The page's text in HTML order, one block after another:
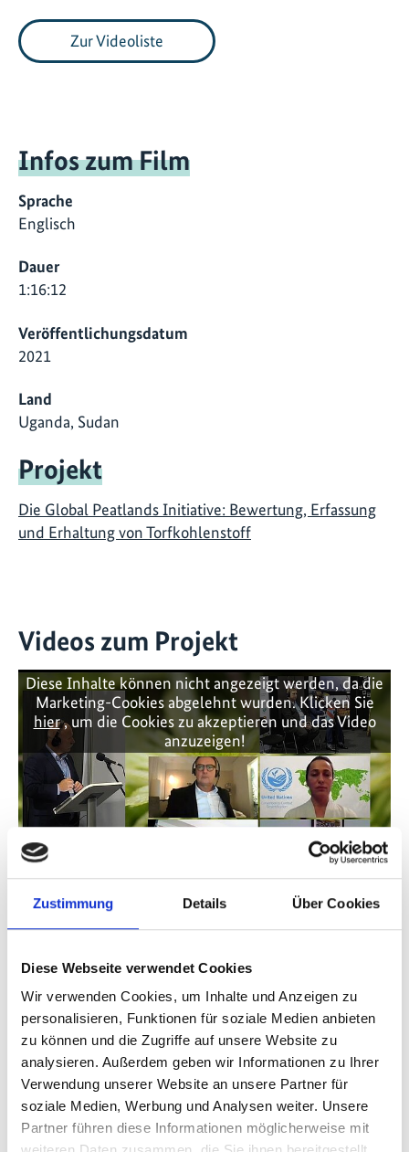
Zustimmung Details Über Cookies
Diese Webseite verwendet Cookies
Wir verwenden Cookies, um Inhalte und Anzeigen zu
personalisieren, Funktionen für soziale Medien anbieten
zu können und die Zugriffe auf unsere Website zu
analysieren. Außerdem geben wir Informationen zu Ihrer
Verwendung unserer Website an unsere Partner für
soziale Medien, Werbung und Analysen weiter. Unsere
Partner führen diese Informationen möglicherweise mit
Zur Videoliste
Infos zum Film
Sprache
Englisch
Dauer
1:16:12
Veröffentlichungsdatum
2021
Land
Uganda, Sudan
Projekt
Die Global Peatlands Initiative: Bewertung, Erfassung
und Erhaltung von Torfkohlenstoff
Videos zum Projekt
Vorherige
Diese Inhalte können nicht angezeigt werden, da die
Marketing-Cookies abgelehnt wurden. Klicken Sie
hier, um die Cookies zu akzeptieren und das Video
anzuzeigen!
COP26 | Leveraging MEA synergies: Peatland
Publikationen zum Projekt